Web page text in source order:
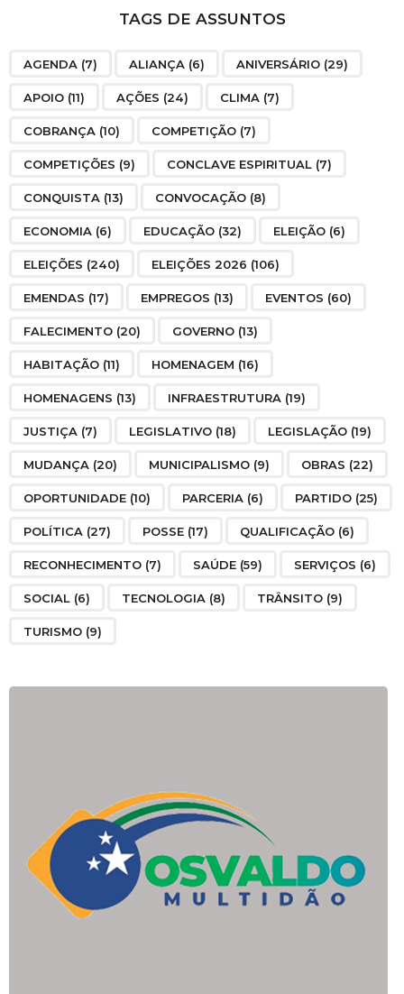
TAGS DE ASSUNTOS
AGENDA (7) ALIANÇA (6) ANIVERSÁRIO (29)
APOIO (11) AÇÕES (24) CLIMA (7)
COBRANÇA (10) COMPETIÇÃO (7)
COMPETIÇÕES (9) CONCLAVE ESPIRITUAL (7)
CONQUISTA (13) CONVOCAÇÃO (8)
ECONOMIA (6) EDUCAÇÃO (32) ELEIÇÃO (6)
ELEIÇÕES (240) ELEIÇÕES 2026 (106)
EMENDAS (17) EMPREGOS (13) EVENTOS (60)
FALECIMENTO (20) GOVERNO (13)
HABITAÇÃO (11) HOMENAGEM (16)
HOMENAGENS (13) INFRAESTRUTURA (19)
JUSTIÇA (7) LEGISLATIVO (18) LEGISLAÇÃO (19)
MUDANÇA (20) MUNICIPALISMO (9) OBRAS (22)
OPORTUNIDADE (10) PARCERIA (6) PARTIDO (25)
POLÍTICA (27) POSSE (17) QUALIFICAÇÃO (6)
RECONHECIMENTO (7) SAÚDE (59) SERVIÇOS (6)
SOCIAL (6) TECNOLOGIA (8) TRÂNSITO (9)
TURISMO (9)